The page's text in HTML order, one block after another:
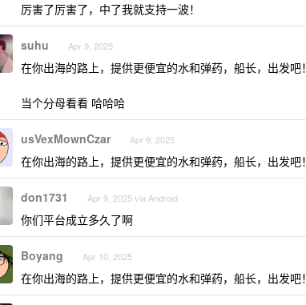
厉害了厉害了，中了我就支持一波！
suhu Apr 9, 2025
在你出海的路上，提供更便宜的水和弹药，船长，出发吧！
当个分母看看 哈哈哈
usVexMownCzar Apr 9, 2025
在你出海的路上，提供更便宜的水和弹药，船长，出发吧！
don1731 Apr 9, 2025 via Android
你们平台成立多久了啊
Boyang Apr 10, 2025
在你出海的路上，提供更便宜的水和弹药，船长，出发吧！